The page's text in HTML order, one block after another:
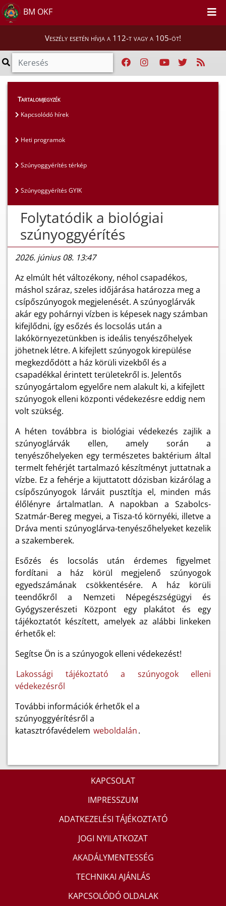
BM OKF
Veszély esetén hívja a 112-t vagy a 105-öt!
Lakosság >
Tartalomjegyzék
Kapcsolódó hírek
Heti programok
Szúnyoggyérítés térkép
Szúnyoggyérítés GYIK
Folytatódik a biológiai
szúnyoggyérítés
2026. június 08. 13:47
Az elmúlt hét változékony, néhol csapadékos,
máshol száraz, szeles időjárása határozza meg a
csípőszúnyogok megjelenését. A szúnyoglárvák
akár egy pohárnyi vízben is képesek nagy számban
kifejlődni, így esőzés és locsolás után a
lakókörnyezetünkben is ideális tenyészőhelyek
jöhetnek létre. A kifejlett szúnyogok kirepülése
megkezdődött a ház körüli vizekből és a
csapadékkal érintett területekről is. Jelentős
szúnyogártalom egyelőre nem alakult ki, a kifejlett
szúnyogok elleni központi védekezésre eddig nem
volt szükség.
A héten továbbra is biológiai védekezés zajlik a
szúnyoglárvák ellen, amely során a
tenyészőhelyeken egy természetes baktérium által
termelt fehérjét tartalmazó készítményt juttatnak a
vízbe. Ez a fehérje a kijuttatott dózisban kizárólag a
csípőszúnyogok lárváit pusztítja el, minden más
élőlényre ártalmatlan. A napokban a Szabolcs-
Szatmár-Bereg megyei, a Tisza-tó környéki, illetve a
Dráva menti szúnyoglárva-tenyészőhelyeket kezelik
a szakemberek.
Esőzés és locsolás után érdemes figyelmet
fordítani a ház körül megjelenő szúnyogok
egyedszámának csökkentésére. A ház körüli
teendőkről a Nemzeti Népegészségügyi és
Gyógyszerészeti Központ egy plakátot és egy
tájékoztatót készített, amelyek az alábbi linkeken
érhetők el:
Segítse Ön is a szúnyogok elleni védekezést!
Lakossági tájékoztató a szúnyogok elleni
védekezésről
További információk érhetők el a
szúnyoggyérítésről a
katasztrófavédelem weboldalán.
KAPCSOLAT
IMPRESSZUM
ADATKEZELÉSI TÁJÉKOZTATÓ
JOGI NYILATKOZAT
AKADÁLYMENTESSÉG
TECHNIKAI AJÁNLÁS
KAPCSOLÓDÓ OLDALAK